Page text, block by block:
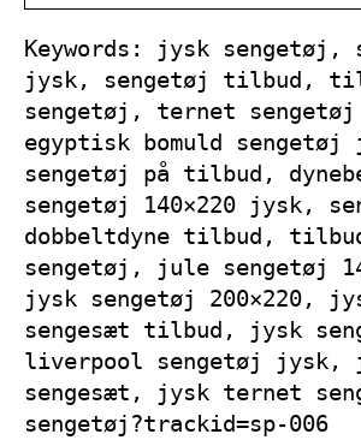
Keywords: jysk sengetøj,
jysk, sengetøj tilbud,
sengetøj, ternet
egyptisk bomuld sengetøj
sengetøj på tilbud,
sengetøj 140×220 jysk,
dobbeltdyne tilbud,
sengetøj, jule sengetøj
jysk sengetøj 200×220,
sengesæt tilbud, jysk
liverpool sengetøj jysk,
sengesæt, jysk ternet
sengetøj?trackid=sp-006